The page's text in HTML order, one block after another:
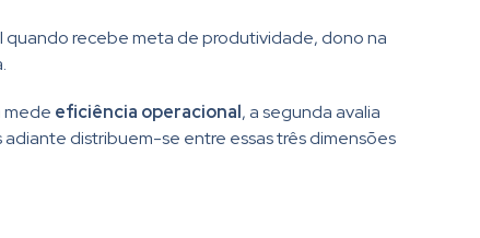
quando recebe meta de produtividade, dono na
mede eficiência operacional, a segunda avalia
distribuem-se entre essas três dimensões